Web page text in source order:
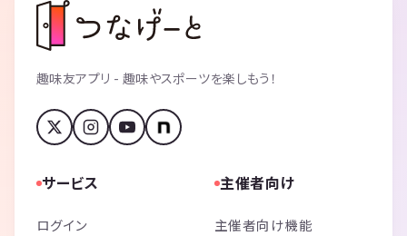
趣味友アプリ - 趣味やスポーツを楽しもう！
サービス
ログイン
主催者向け
主催者向け機能